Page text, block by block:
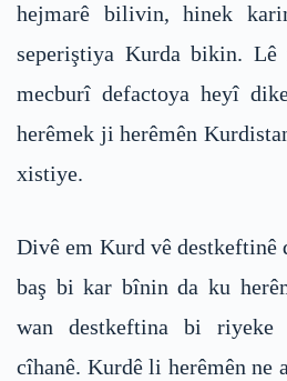
hejmarê bilivin, hinek
seperiştiya Kurda bikin.
mecburî defactoya heyî
herêmek ji herêmên
xistiye.
Divê em Kurd vê destkeftinê
baş bi kar bînin da ku
wan destkeftina bi
cîhanê. Kurdê li herêmên